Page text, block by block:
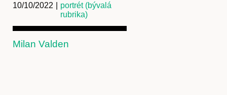
10/10/2022
portrét (bývalá
rubrika)
Milan Valden